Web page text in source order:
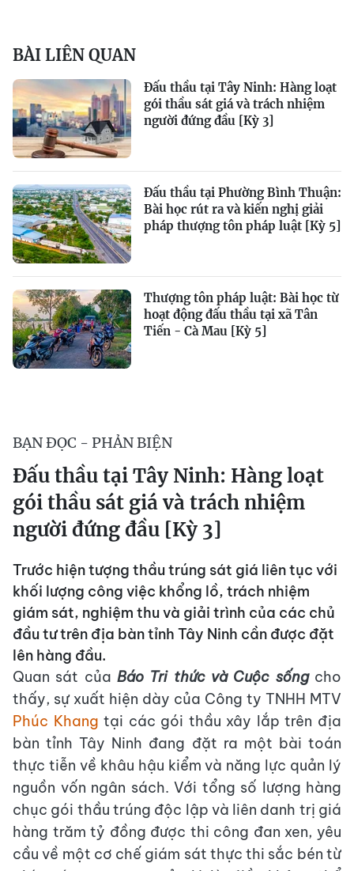
BÀI LIÊN QUAN
Đấu thầu tại Tây Ninh: Hàng loạt
gói thầu sát giá và trách nhiệm
người đứng đầu [Kỳ 3]
Đấu thầu tại Phường Bình Thuận:
Bài học rút ra và kiến nghị giải
pháp thượng tôn pháp luật [Kỳ 5]
Thượng tôn pháp luật: Bài học từ
hoạt động đấu thầu tại xã Tân
Tiến - Cà Mau [Kỳ 5]
BẠN ĐỌC - PHẢN BIỆN
Đấu thầu tại Tây Ninh: Hàng loạt
gói thầu sát giá và trách nhiệm
người đứng đầu [Kỳ 3]
Trước hiện tượng thầu trúng sát giá liên tục với
khối lượng công việc khổng lồ, trách nhiệm
giám sát, nghiệm thu và giải trình của các chủ
đầu tư trên địa bàn tỉnh Tây Ninh cần được đặt
lên hàng đầu.
Quan sát của Báo Tri thức và Cuộc sốngcho
thấy, sự xuất hiện dày của Công ty TNHH MTV
Phúc Khang tại các gói thầu xây lắp trên địa
bàn tỉnh Tây Ninh đang đặt ra một bài toán
thực tiễn về khâu hậu kiểm và năng lực quản lý
nguồn vốn ngân sách. Với tổng số lượng hàng
chục gói thầu trúng độc lập và liên danh trị giá
hàng trăm tỷ đồng được thi công đan xen, yêu
cầu về một cơ chế giám sát thực thi sắc bén từ